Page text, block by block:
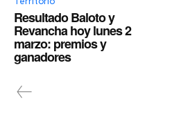
Resultado Baloto y
Revancha hoy lunes 2
marzo: premios y
ganadores